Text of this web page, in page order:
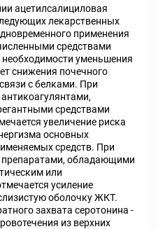
ацетилсалициловая
лекарственных
применения
средствами
необходимости уменьшения
снижения почечного
с белками. При
средствами
увеличение риска
основных
средств. При
обладающими
или
усиление
оболочку ЖКТ.
захвата серотонина -
из верхних